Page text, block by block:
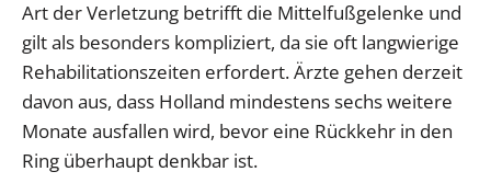
Art der Verletzung betrifft die Mittelfußgelenke und
gilt als besonders kompliziert, da sie oft langwierige
Rehabilitationszeiten erfordert. Ärzte gehen derzeit
davon aus, dass Holland mindestens sechs weitere
Monate ausfallen wird, bevor eine Rückkehr in den
Ring überhaupt denkbar ist.